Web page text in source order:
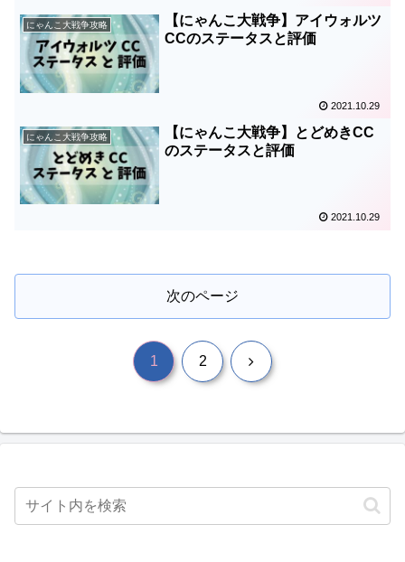
にゃんこ大戦争攻略
【にゃんこ大戦争】アイウォルツ
CCのステータスと評価
2021.10.29
にゃんこ大戦争攻略
【にゃんこ大戦争】とどめきCC
のステータスと評価
2021.10.29
次のページ
1 2 次